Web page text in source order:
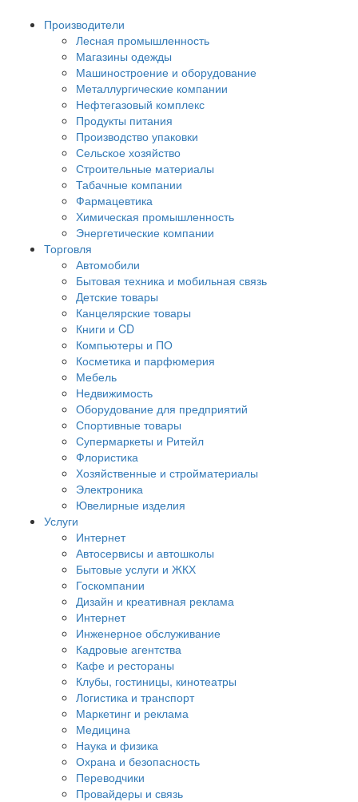
Производители
Лесная промышленность
Магазины одежды
Машиностроение и оборудование
Металлургические компании
Нефтегазовый комплекс
Продукты питания
Производство упаковки
Сельское хозяйство
Строительные материалы
Табачные компании
Фармацевтика
Химическая промышленность
Энергетические компании
Торговля
Автомобили
Бытовая техника и мобильная связь
Детские товары
Канцелярские товары
Книги и CD
Компьютеры и ПО
Косметика и парфюмерия
Мебель
Недвижимость
Оборудование для предприятий
Спортивные товары
Супермаркеты и Ритейл
Флористика
Хозяйственные и стройматериалы
Электроника
Ювелирные изделия
Услуги
Интернет
Автосервисы и автошколы
Бытовые услуги и ЖКХ
Госкомпании
Дизайн и креативная реклама
Интернет
Инженерное обслуживание
Кадровые агентства
Кафе и рестораны
Клубы, гостиницы, кинотеатры
Логистика и транспорт
Маркетинг и реклама
Медицина
Наука и физика
Охрана и безопасность
Переводчики
Провайдеры и связь